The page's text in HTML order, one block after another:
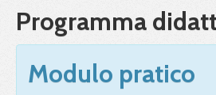
Programma
Modulo pratico